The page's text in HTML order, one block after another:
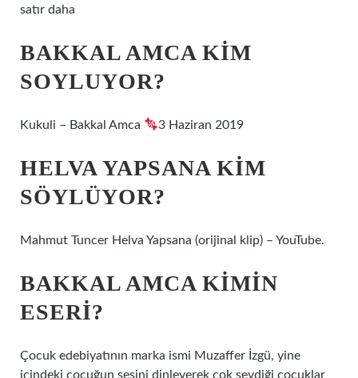
satır daha
BAKKAL AMCA KIM
SOYLUYOR?
Kukuli – Bakkal Amca 3 Haziran 2019
HELVA YAPSANA KIM
SÖYLÜYOR?
Mahmut Tuncer Helva Yapsana (orijinal klip) – YouTube.
BAKKAL AMCA KIMIN
ESERI?
Çocuk edebiyatının marka ismi Muzaffer İzgü, yine
içindeki çocuğun sesini dinleyerek çok sevdiği çocuklar